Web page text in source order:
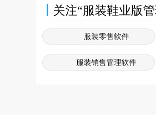
关注“服装鞋业版
服装零售软件
服装销售管理软件